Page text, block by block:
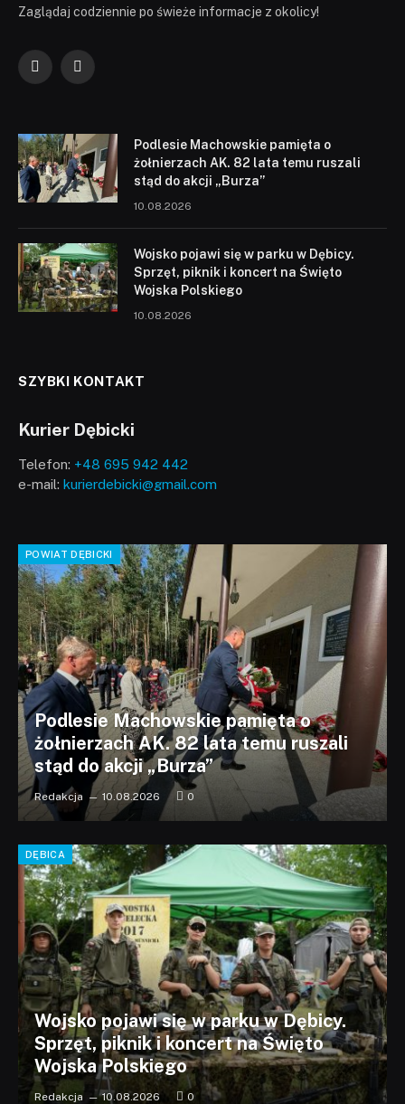
Zaglądaj codziennie po świeże informacje z okolicy!
FacebookYouTube
Podlesie Machowskie pamięta o
żołnierzach AK. 82 lata temu ruszali
stąd do akcji „Burza”
10.08.2026
Wojsko pojawi się w parku w Dębicy.
Sprzęt, piknik i koncert na Święto
Wojska Polskiego
10.08.2026
SZYBKI KONTAKT
Kurier Dębicki
Telefon: +48 695 942 442
e-mail: kurierdebicki@gmail.com
POWIAT DĘBICKI
Podlesie Machowskie pamięta o
żołnierzach AK. 82 lata temu ruszali
stąd do akcji „Burza”
Redakcja 10.08.2026 0
DĘBICA
Wojsko pojawi się w parku w Dębicy.
Sprzęt, piknik i koncert na Święto
Wojska Polskiego
Redakcja 10.08.2026 0